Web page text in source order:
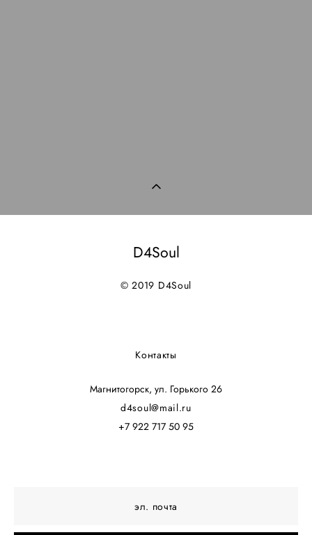
D4Soul
© 2019 D4Soul
Контакты
Магнитогорск, ул. Горького 26
d4soul@mail.ru
+7 922 717 50 95